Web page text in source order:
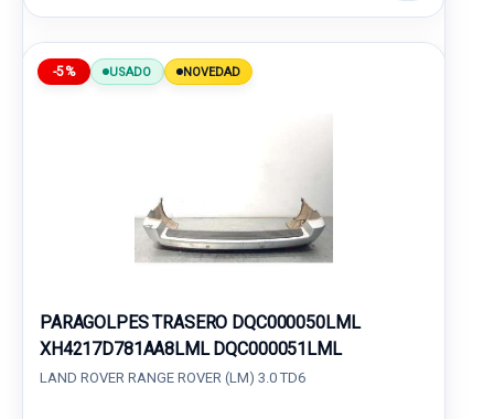
-5% USADO NOVEDAD
PARAGOLPES TRASERO DQC000050LML
XH4217D781AA8LML DQC000051LML
LAND ROVER RANGE ROVER (LM) 3.0 TD6